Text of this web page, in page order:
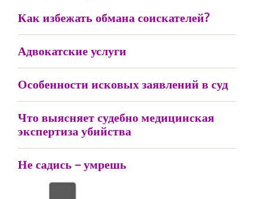
Как избежать обмана соискателей?
Адвокатские услуги
Особенности исковых заявлений в суд
Что выясняет судебно медицинская
экспертиза убийства
Не садись – умрешь